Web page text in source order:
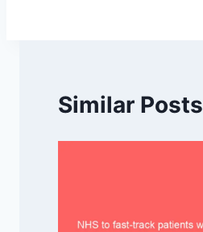
Similar Posts